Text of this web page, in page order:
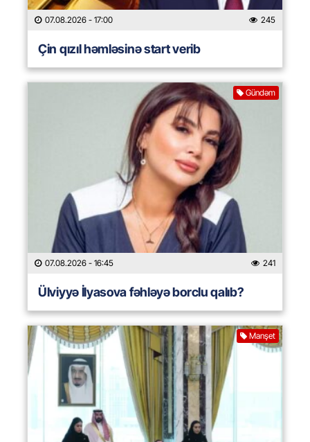
07.08.2026 - 17:00 245
Çin qızıl həmləsinə start verib
Gündəm
07.08.2026 - 16:45 241
Ülviyyə İlyasova fəhləyə borclu qalıb?
Manşet